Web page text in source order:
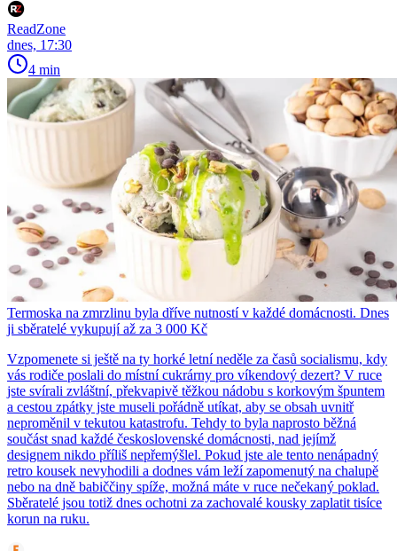
ReadZone
dnes, 17:30
4 min
Termoska na zmrzlinu byla dříve nutností v každé domácnosti. Dnes
ji sběratelé vykupují až za 3 000 Kč
Vzpomenete si ještě na ty horké letní neděle za časů socialismu, kdy
vás rodiče poslali do místní cukrárny pro víkendový dezert? V ruce
jste svírali zvláštní, překvapivě těžkou nádobu s korkovým špuntem
a cestou zpátky jste museli pořádně utíkat, aby se obsah uvnitř
neproměnil v tekutou katastrofu. Tehdy to byla naprosto běžná
součást snad každé československé domácnosti, nad jejímž
designem nikdo příliš nepřemýšlel. Pokud jste ale tento nenápadný
retro kousek nevyhodili a dodnes vám leží zapomenutý na chalupě
nebo na dně babiččiny spíže, možná máte v ruce nečekaný poklad.
Sběratelé jsou totiž dnes ochotni za zachovalé kousky zaplatit tisíce
korun na ruku.